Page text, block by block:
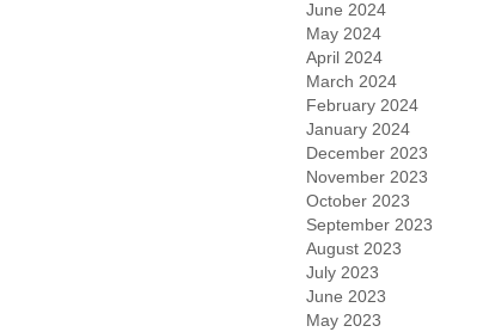
June 2024
May 2024
April 2024
March 2024
February 2024
January 2024
December 2023
November 2023
October 2023
September 2023
August 2023
July 2023
June 2023
May 2023